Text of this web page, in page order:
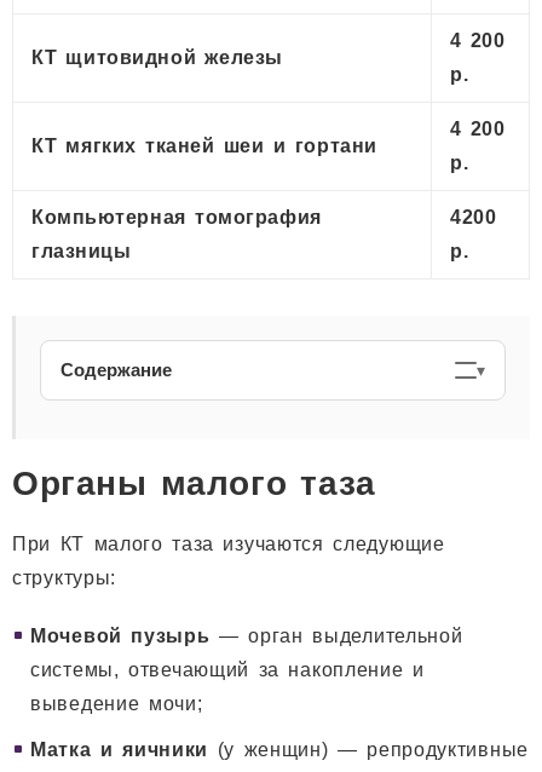
КТ щитовидной железы
4 200
р.
КТ мягких тканей шеи и гортани
4 200
р.
Компьютерная томография
глазницы
4200
р.
Содержание
Органы малого таза
При КТ малого таза изучаются следующие
структуры:
Мочевой пузырь — орган выделительной
системы, отвечающий за накопление и
выведение мочи;
Матка и яичники
(у женщин) — репродуктивные